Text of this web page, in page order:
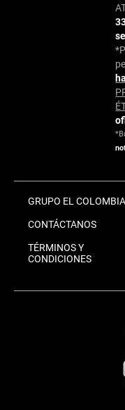
GRUPO EL
CONTÁCTANOS
TÉRMINOS Y
CONDICIONES